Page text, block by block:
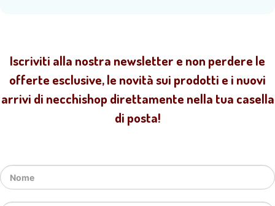
Iscriviti alla nostra newsletter e non perdere le
offerte esclusive, le novità sui prodotti e i nuovi
arrivi di necchishop direttamente nella tua casella
di posta!